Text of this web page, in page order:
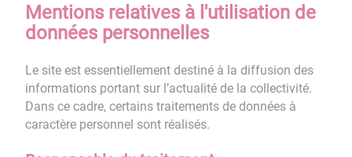
Mentions relatives à l'utilisation de
données personnelles
Le site est essentiellement destiné à la diffusion des
informations portant sur l’actualité de la collectivité.
Dans ce cadre, certains traitements de données à
caractère personnel sont réalisés.